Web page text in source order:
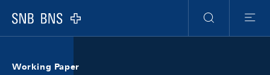
Logo
Suche
Menu
Working Paper